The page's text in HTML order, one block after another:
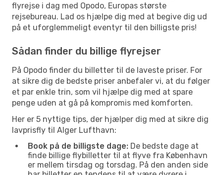
flyrejse i dag med Opodo, Europas største
rejsebureau. Lad os hjælpe dig med at begive dig ud
på et uforglemmeligt eventyr til den billigste pris!
Sådan finder du billige flyrejser
På Opodo finder du billetter til de laveste priser. For
at sikre dig de bedste priser anbefaler vi, at du følger
et par enkle trin, som vil hjælpe dig med at spare
penge uden at gå på kompromis med komforten.
Her er 5 nyttige tips, der hjælper dig med at sikre dig
lavprisfly til Alger Lufthavn:
Book på de billigste dage: De bedste dage at
finde billige flybilletter til at flyve fra København
er mellem tirsdag og torsdag. På den anden side